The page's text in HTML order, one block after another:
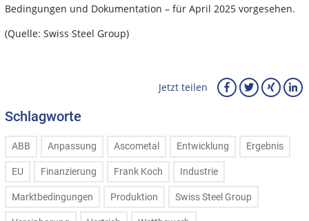
Bedingungen und Dokumentation – für April 2025 vorgesehen.
(Quelle: Swiss Steel Group)
Jetzt teilen
Schlagworte
ABB Anpassung Ascometal Entwicklung Ergebnis
EU Finanzierung Frank Koch Industrie
Marktbedingungen Produktion Swiss Steel Group